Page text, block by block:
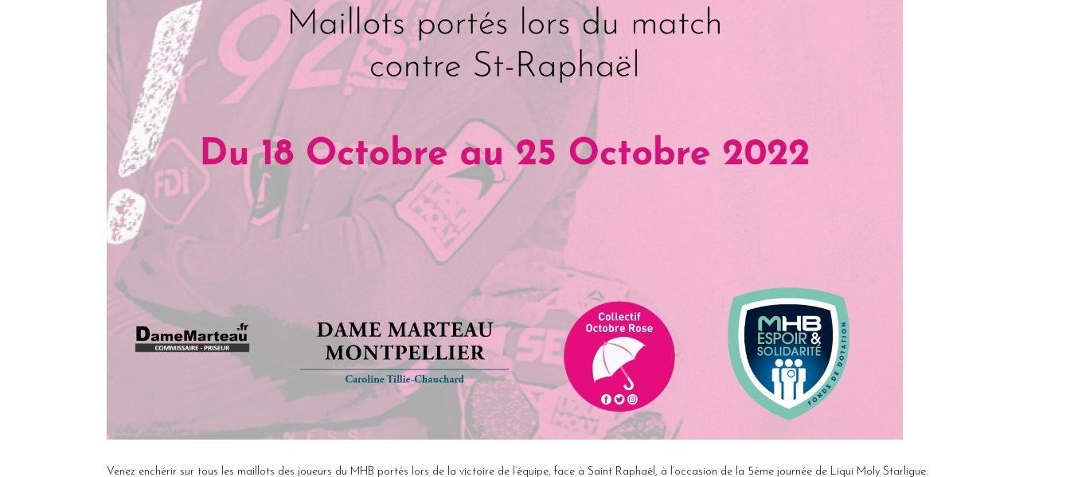
Venez enchérir sur tous les maillots des joueurs du MHB portés lors de la victoire de l’équipe, face à Saint Raphaël, à l’occasion de la 5ème journée de Liqui Moly Starligue.